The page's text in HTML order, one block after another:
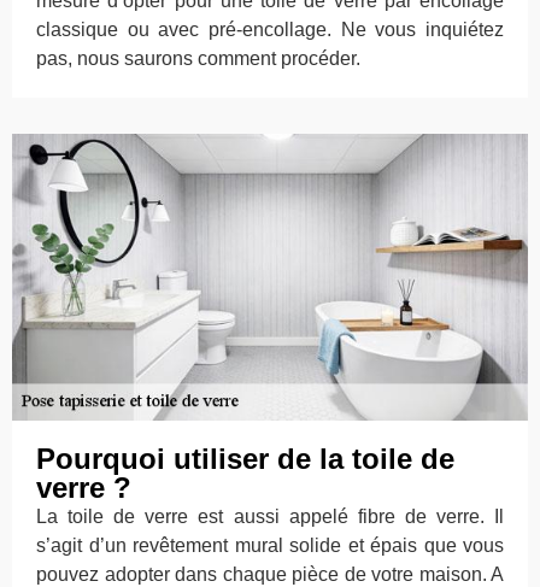
classique ou avec pré-encollage. Ne vous inquiétez
pas, nous saurons comment procéder.
Pourquoi utiliser de la toile de
verre ?
La toile de verre est aussi appelé fibre de verre. Il
s’agit d’un revêtement mural solide et épais que vous
pouvez adopter dans chaque pièce de votre maison. A